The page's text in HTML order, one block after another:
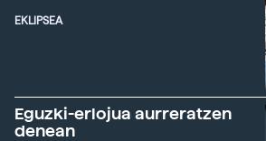
EKLIPSEA
Eguzki-erlojua aurreratzen
denean